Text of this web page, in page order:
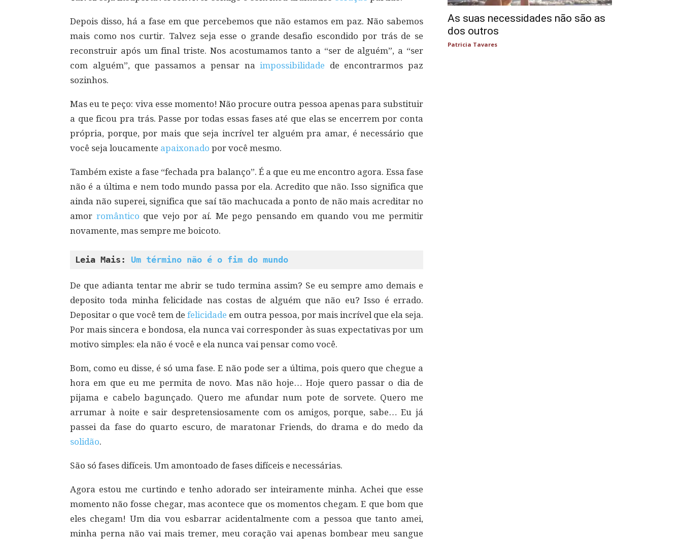
Depois disso, há a fase em que percebemos que não estamos em paz. Não sabemos
mais como nos curtir. Talvez seja esse o grande desafio escondido por trás de se
reconstruir após um final triste. Nos acostumamos tanto a “ser de alguém”, a “ser
com alguém”, que passamos a pensar naimpossibilidade de encontrarmos paz
sozinhos.
Mas eu te peço: viva esse momento! Não procure outra pessoa apenas para substituir
a que ficou pra trás. Passe por todas essas fases até que elas se encerrem por conta
própria, porque, por mais que seja incrível ter alguém pra amar, é necessário que
você seja loucamente apaixonado por você mesmo.
Também existe a fase “fechada pra balanço”. É a que eu me encontro agora. Essa fase
não é a última e nem todo mundo passa por ela. Acredito que não. Isso significa que
ainda não superei, significa que saí tão machucada a ponto de não mais acreditar no
amor romântico que vejo por aí. Me pego pensando em quando vou me permitir
novamente, mas sempre me boicoto.
Leia Mais: Um término não é o fim do mundo
De que adianta tentar me abrir se tudo termina assim? Se eu sempre amo demais e
deposito toda minha felicidade nas costas de alguém que não eu? Isso é errado.
Depositar o que você tem defelicidade em outra pessoa, por mais incrível que ela seja.
Por mais sincera e bondosa, ela nunca vai corresponder às suas expectativas por um
motivo simples: ela não é você e ela nunca vai pensar como você.
Bom, como eu disse, é só uma fase. E não pode ser a última, pois quero que chegue a
hora em que eu me permita de novo. Mas não hoje… Hoje quero passar o dia de
pijama e cabelo bagunçado. Quero me afundar num pote de sorvete. Quero me
arrumar à noite e sair despretensiosamente com os amigos, porque, sabe… Eu já
passei da fase do quarto escuro, de maratonar Friends, do drama e do medo da
solidão.
São só fases difíceis. Um amontoado de fases difíceis e necessárias.
Agora estou me curtindo e tenho adorado ser inteiramente minha. Achei que esse
momento não fosse chegar, mas acontece que os momentos chegam. E que bom que
eles chegam! Um dia vou esbarrar acidentalmente com a pessoa que tanto amei,
minha perna não vai mais tremer, meu coração vai apenas bombear meu sangue
As suas necessidades não são as
dos outros
Patricia Tavares